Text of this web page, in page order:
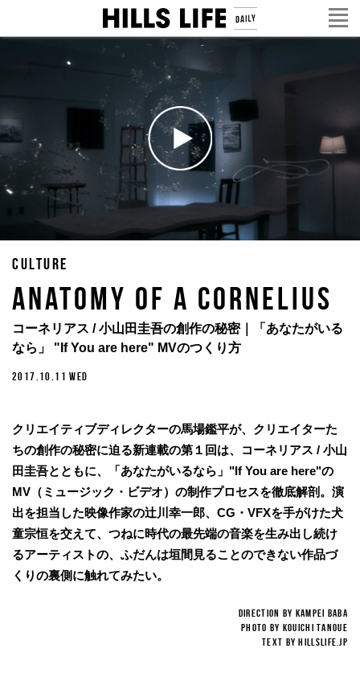
CULTURE
ANATOMY OF A CORNELIUS
コーネリアス / 小山田圭吾の創作の秘密｜「あなたがいる
なら」 "If You are here" MVのつくり方
2017.10.11 WED
クリエイティブディレクターの馬場鑑平が、クリエイターた
ちの創作の秘密に迫る新連載の第１回は、コーネリアス / 小山
田圭吾とともに、「あなたがいるなら」"If You are here"の
MV（ミュージック・ビデオ）の制作プロセスを徹底解剖。演
出を担当した映像作家の辻川幸一郎、CG・VFXを手がけた犬
童宗恒を交えて、つねに時代の最先端の音楽を生み出し続け
るアーティストの、ふだんは垣間見ることのできない作品づ
くりの裏側に触れてみたい。
Direction by Kampei Baba
photo by Kouichi Tanoue
Text by HILLSLIFE.jp